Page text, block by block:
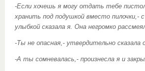
-Если хочешь я могу отдать тебе
хранить под подушкой вместо пилочки,-
улыбкой сказала я. Она негромко
-Ты не опасная,- утвердительно сказала
-А ты сомневалась,- произнесла я и